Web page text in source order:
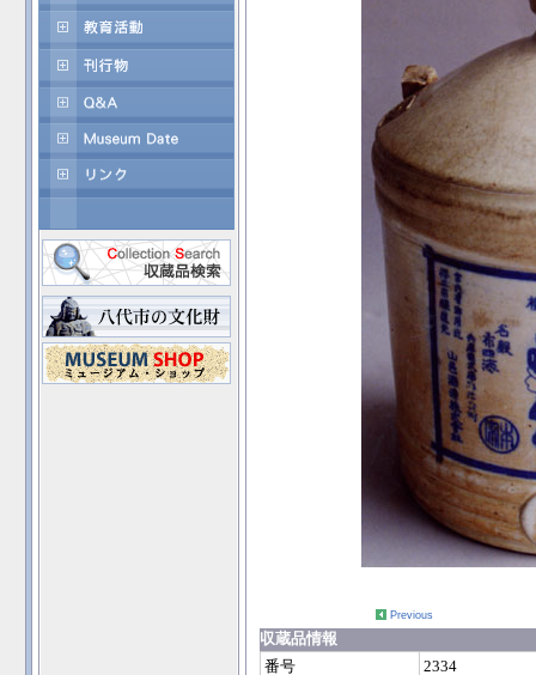
Previous
収蔵品情報
番号
2334